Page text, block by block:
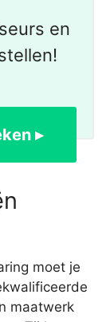
en
▸
moet je
maatwerk